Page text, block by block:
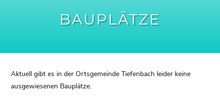
BAUPLÄTZE
Aktuell gibt es in der Ortsgemeinde Tiefenbach leider keine
ausgewiesenen Bauplätze.